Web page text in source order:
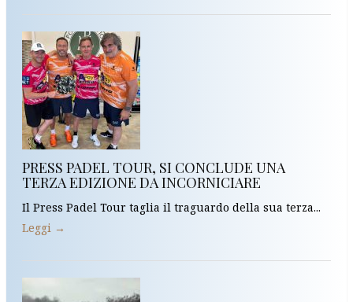
PRESS PADEL TOUR, SI CONCLUDE UNA
TERZA EDIZIONE DA INCORNICIARE
Il Press Padel Tour taglia il traguardo della sua terza...
Leggi →